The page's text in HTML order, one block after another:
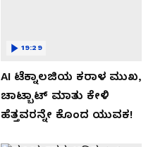
AI ಟೆಕ್ನಾಲಜಿಯ ಕರಾಳ ಮುಖ,
ಚಾಟ್ಬಾಟ್ ಮಾತು ಕೇಳಿ
ಹೆತ್ತವರನ್ನೇ ಕೊಂದ ಯುವಕ!
19:29